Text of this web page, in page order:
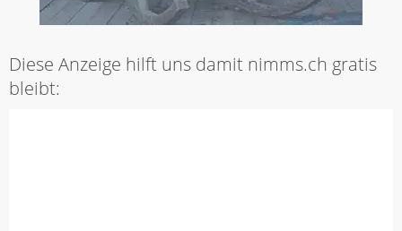
Diese Anzeige hilft uns damit nimms.ch gratis
bleibt: